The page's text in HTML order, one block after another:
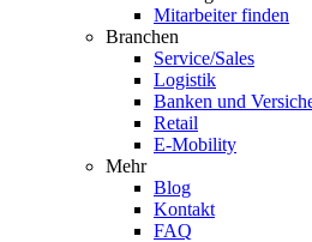
Mitarbeiter finden
Branchen
Service/Sales
Logistik
Banken und
Retail
E-Mobility
Mehr
Blog
Kontakt
FAQ